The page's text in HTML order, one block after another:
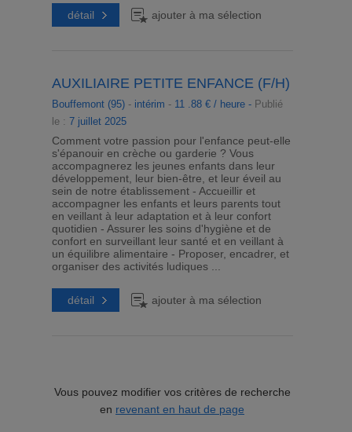
détail ajouter à ma sélection
AUXILIAIRE PETITE ENFANCE (F/H)
Bouffemont (95)- intérim - 11 .88 € / heure - Publié
le : 7 juillet 2025
Comment votre passion pour l'enfance peut-elle
s'épanouir en crèche ou garderie ? Vous
accompagnerez les jeunes enfants dans leur
développement, leur bien-être, et leur éveil au
sein de notre établissement - Accueillir et
accompagner les enfants et leurs parents tout
en veillant à leur adaptation et à leur confort
quotidien - Assurer les soins d'hygiène et de
confort en surveillant leur santé et en veillant à
un équilibre alimentaire - Proposer, encadrer, et
organiser des activités ludiques ...
détail ajouter à ma sélection
Vous pouvez modifier vos critères de recherche
en revenant en haut de page